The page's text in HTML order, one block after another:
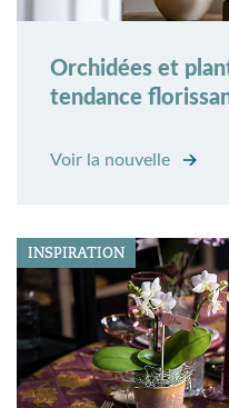
Orchidées et
tendance
Voir la nouvelle
INSPIRATION